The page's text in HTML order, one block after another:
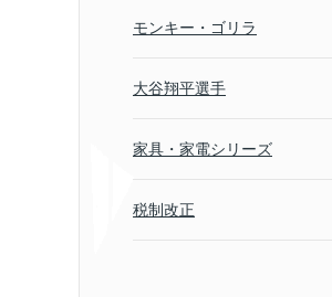
モンキー・ゴリラ
大谷翔平選手
家具・家電シリーズ
税制改正